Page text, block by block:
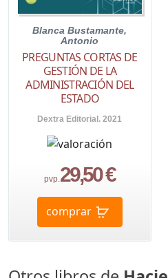
Blanca Bustamante,
Antonio
PREGUNTAS CORTAS DE
GESTIÓN DE LA
ADMINISTRACIÓN DEL
ESTADO
Dextra Editorial. 2021
pvp.29,50 €
comprar